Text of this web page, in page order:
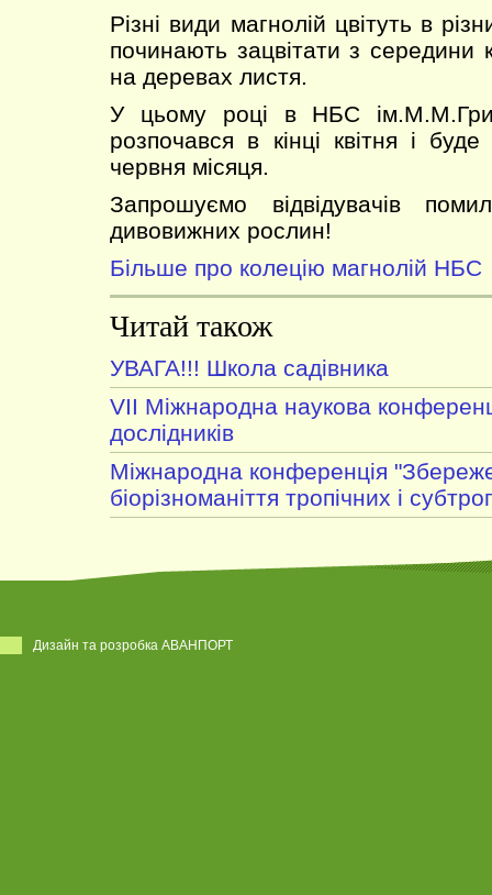
Різні види магнолій цвітуть в
починають зацвітати з середини
на деревах листя.
У цьому році в НБС
розпочався в кінці квітня і
червня місяця.
Запрошуємо відвідувачів
дивовижних рослин!
Більше про колецію магнолій НБС
Читай також
УВАГА!!! Школа садівника
VIІ Міжнародна наукова
дослідників
Міжнародна конференція
біорізноманіття тропічних і
Дизайн та розробка АВАНПОРТ